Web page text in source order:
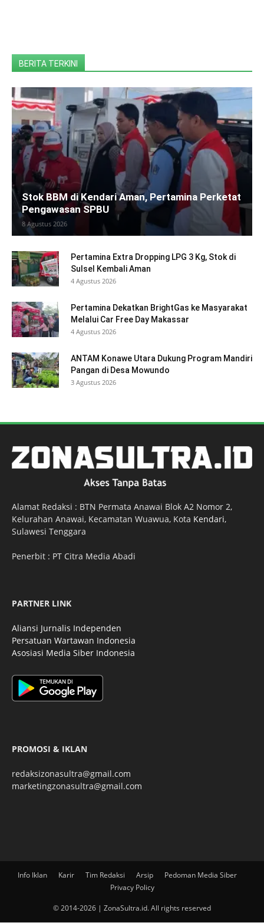
BERITA TERKINI
Stok BBM di Kendari Aman, Pertamina Perketat
Pengawasan SPBU
8 Agustus 2026
Pertamina Extra Dropping LPG 3 Kg, Stok di
Sulsel Kembali Aman
4 Agustus 2026
Pertamina Dekatkan BrightGas ke Masyarakat
Melalui Car Free Day Makassar
4 Agustus 2026
ANTAM Konawe Utara Dukung Program Mandiri
Pangan di Desa Mowundo
3 Agustus 2026
Alamat Redaksi : BTN Permata Anawai Blok A2 Nomor 2,
Kelurahan Anawai, Kecamatan Wuawua, Kota Kendari,
Sulawesi Tenggara
Penerbit : PT Citra Media Abadi
PARTNER LINK
Aliansi Jurnalis Independen
Persatuan Wartawan Indonesia
Asosiasi Media Siber Indonesia
PROMOSI & IKLAN
redaksizonasultra@gmail.com
marketingzonasultra@gmail.com
Info Iklan Karir Tim Redaksi Arsip
Pedoman Media Siber
Privacy Policy
© 2014-2026 | ZonaSultra.id. All rights reserved